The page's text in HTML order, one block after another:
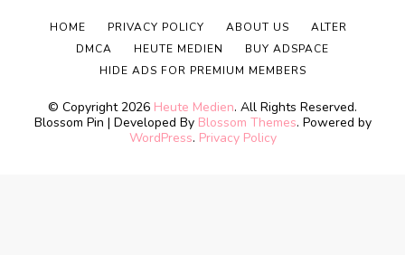
© Copyright 2026 Heute Medien. All Rights Reserved.
Blossom Pin | Developed By Blossom Themes. Powered by
WordPress. Privacy Policy
HOME PRIVACY POLICY ABOUT US
ALTER
DMCA
HEUTE MEDIEN
BUY ADSPACE
HIDE ADS FOR PREMIUM MEMBERS